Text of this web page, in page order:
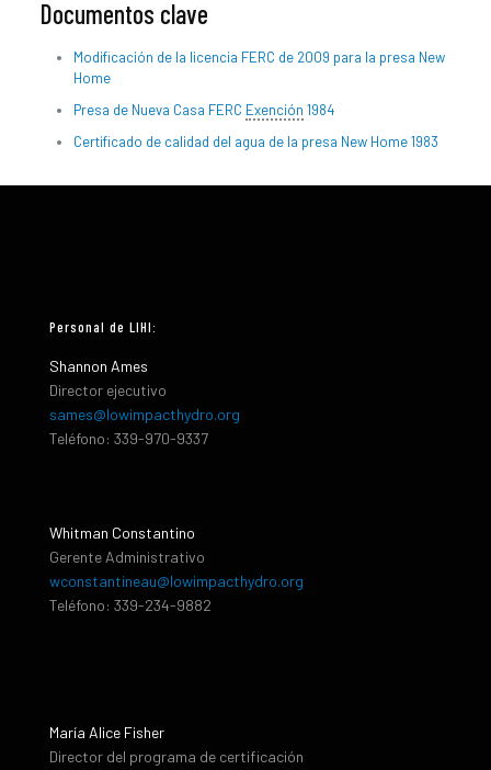
Documentos clave
Modificación de la licencia FERC de 2009 para la presa New
Home
Presa de Nueva Casa FERC Exención 1984
Certificado de calidad del agua de la presa New Home 1983
Personal de LIHI:
Shannon Ames
Director ejecutivo
sames@lowimpacthydro.org
Teléfono: 339-970-9337
Whitman Constantino
Gerente Administrativo
wconstantineau@lowimpacthydro.org
Teléfono: 339-234-9882
María Alice Fisher
Director del programa de certificación